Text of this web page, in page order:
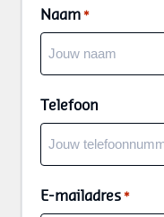
Naam *
Telefoon
E-mailadres *